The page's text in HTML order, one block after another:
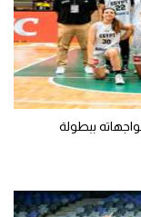
ببطولة